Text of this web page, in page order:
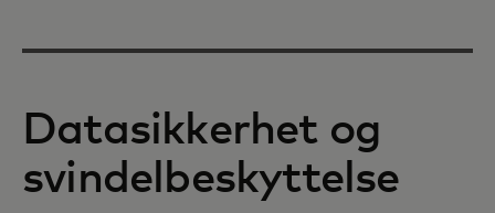
Datasikkerhet og
svindelbeskyttelse